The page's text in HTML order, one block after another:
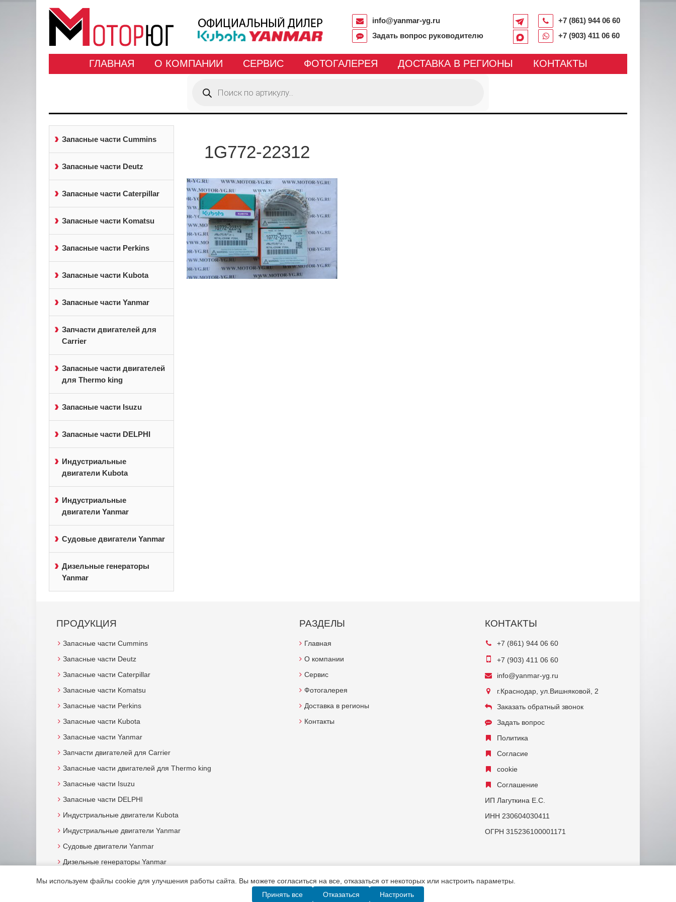
+7 (861) 944 06 60
+7 (903) 411 06 60
info@yanmar-yg.ru
Задать вопрос руководителю
ГЛАВНАЯ О КОМПАНИИ СЕРВИС ФОТОГАЛЕРЕЯ ДОСТАВКА В РЕГИОНЫ КОНТАКТЫ
товаров
Запасные части Cummins
Запасные части Deutz
Запасные части Caterpillar
Запасные части Komatsu
Запасные части Perkins
Запасные части Kubota
Запасные части Yanmar
Запчасти двигателей для
Carrier
Запасные части двигателей
для Thermo king
Запасные части Isuzu
Запасные части DELPHI
Индустриальные
двигатели Kubota
Индустриальные
двигатели Yanmar
Судовые двигатели Yanmar
Дизельные генераторы
Yanmar
1G772-22312
ПРОДУКЦИЯ
Запасные части Cummins
Запасные части Deutz
Запасные части Caterpillar
Запасные части Komatsu
Запасные части Perkins
Запасные части Kubota
Запасные части Yanmar
Запчасти двигателей для Carrier
Запасные части двигателей для Thermo king
Запасные части Isuzu
Запасные части DELPHI
Индустриальные двигатели Kubota
Индустриальные двигатели Yanmar
Судовые двигатели Yanmar
Дизельные генераторы Yanmar
РАЗДЕЛЫ
Главная
О компании
Сервис
Фотогалерея
Доставка в регионы
Контакты
КОНТАКТЫ
+7 (861) 944 06 60
+7 (903) 411 06 60
info@yanmar-yg.ru
г.Краснодар, ул.Вишняковой, 2
Заказать обратный звонок
Задать вопрос
Политика
Согласие
cookie
Соглашение
ИП Лагуткина Е.С.
ИНН 230604030411
ОГРН 315236100001171
Мы используем файлы cookie для улучшения работы сайта. Вы можете согласиться на все, отказаться от некоторых или настроить параметры.
Принять все
Отказаться Настроить